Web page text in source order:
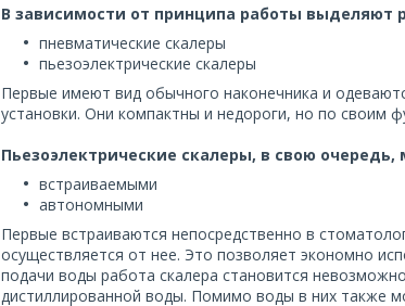
В зависимости от принципа работы выделяют
пневматические скалеры
пьезоэлектрические скалеры
Первые имеют вид обычного наконечника и
установки. Они компактны и недороги, но по своим
Пьезоэлектрические скалеры, в свою очередь,
встраиваемыми
автономными
Первые встраиваются непосредственно в
осуществляется от нее. Это позволяет экономно
подачи воды работа скалера становится
дистиллированной воды. Помимо воды в них также